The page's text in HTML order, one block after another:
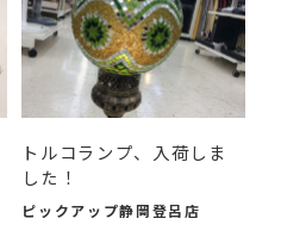
トルコランプ、入荷しま
した！
ピックアップ静岡登呂店